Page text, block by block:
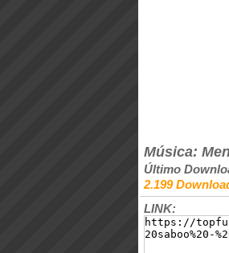
Música:
Último
2.199
LINK: